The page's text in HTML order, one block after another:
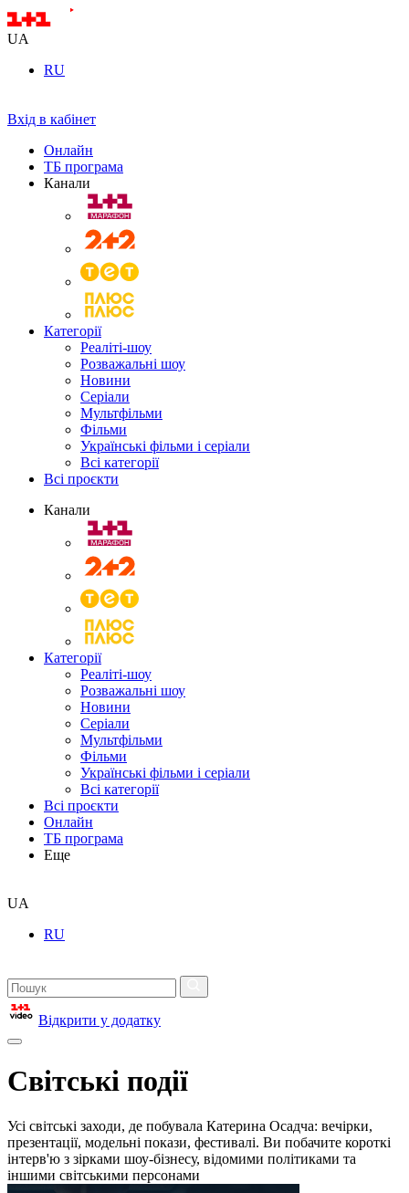
UA
RU
Вхід в кабінет
Онлайн
ТБ програма
Канали
Категорії
Реаліті-шоу
Розважальні шоу
Новини
Серіали
Мультфільми
Фільми
Українські фільми і серіали
Всі категорії
Всі проєкти
Канали
Категорії
Реаліті-шоу
Розважальні шоу
Новини
Серіали
Мультфільми
Фільми
Українські фільми і серіали
Всі категорії
Всі проєкти
Онлайн
ТБ програма
Еще
UA
RU
Відкрити у додатку
Світські події
Усі світські заходи, де побувала Катерина Осадча: вечірки,
презентації, модельні покази, фестивалі. Ви побачите короткі
інтерв'ю з зірками шоу-бізнесу, відомими політиками та
іншими світськими персонами